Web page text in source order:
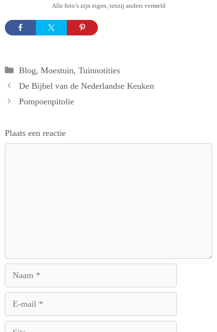
Alle foto’s zijn eigen, tenzij anders vermeld
Categorieën
Blog, Moestuin, Tuinnotities
De Bijbel van de Nederlandse Keuken
Pompoenpitolie
Plaats een reactie